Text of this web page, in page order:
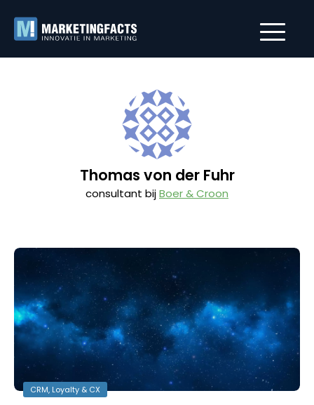
Thomas von der Fuhr
consultant bijBoer & Croon
CRM, Loyalty & CX